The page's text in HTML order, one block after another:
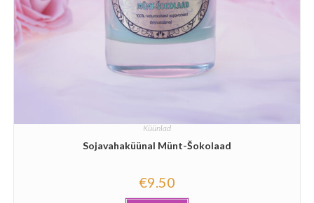
Küünlad
Sojavahaküünal Münt-Šokolaad
€9.50